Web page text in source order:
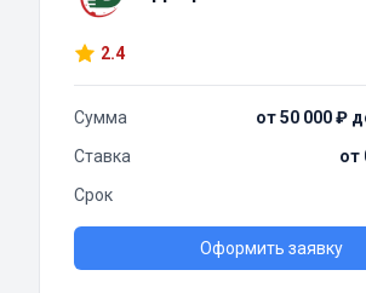
2.4
Сумма
от 50 000 ₽
Ставка
от
Срок
Оформить заявку